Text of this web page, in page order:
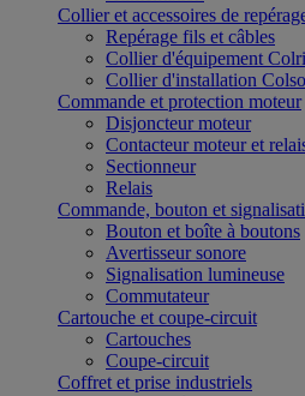
Collier et accessoires de
Repérage fils et câbles
Collier d'équipement
Collier d'installation
Commande et protection moteur
Disjoncteur moteur
Contacteur moteur et
Sectionneur
Relais
Commande, bouton et
Bouton et boîte à boutons
Avertisseur sonore
Signalisation lumineuse
Commutateur
Cartouche et coupe-circuit
Cartouches
Coupe-circuit
Coffret et prise industriels